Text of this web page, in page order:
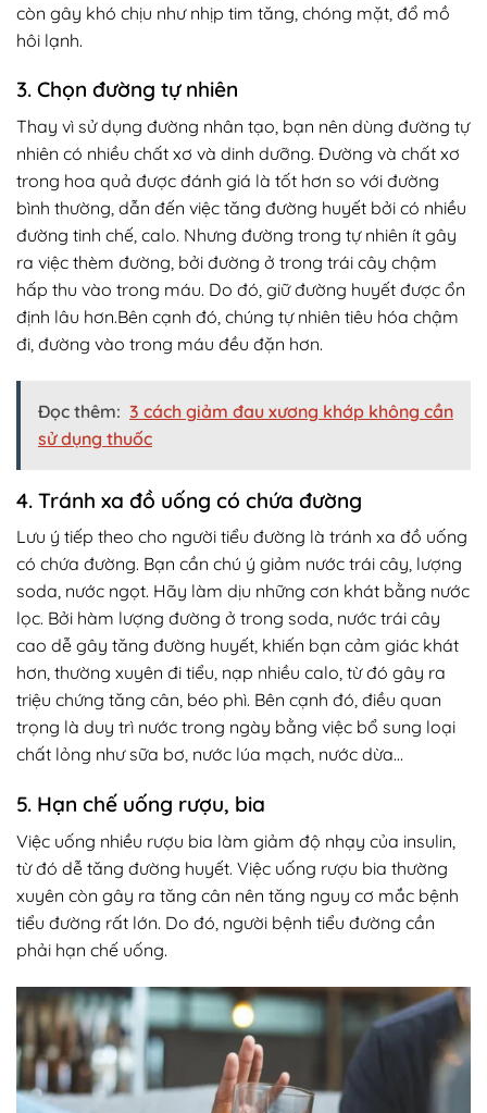
còn gây khó chịu như nhịp tim tăng, chóng mặt, đổ mồ
hôi lạnh.
3. Chọn đường tự nhiên
Thay vì sử dụng đường nhân tạo, bạn nên dùng đường tự
nhiên có nhiều chất xơ và dinh dưỡng. Đường và chất xơ
trong hoa quả được đánh giá là tốt hơn so với đường
bình thường, dẫn đến việc tăng đường huyết bởi có nhiều
đường tinh chế, calo. Nhưng đường trong tự nhiên ít gây
ra việc thèm đường, bởi đường ở trong trái cây chậm
hấp thu vào trong máu. Do đó, giữ đường huyết được ổn
định lâu hơn.Bên cạnh đó, chúng tự nhiên tiêu hóa chậm
đi, đường vào trong máu đều đặn hơn.
Đọc thêm: 3 cách giảm đau xương khớp không cần
sử dụng thuốc
4. Tránh xa đồ uống có chứa đường
Lưu ý tiếp theo cho người tiểu đường là tránh xa đồ uống
có chứa đường. Bạn cần chú ý giảm nước trái cây, lượng
soda, nước ngọt. Hãy làm dịu những cơn khát bằng nước
lọc. Bởi hàm lượng đường ở trong soda, nước trái cây
cao dễ gây tăng đường huyết, khiến bạn cảm giác khát
hơn, thường xuyên đi tiểu, nạp nhiều calo, từ đó gây ra
triệu chứng tăng cân, béo phì. Bên cạnh đó, điều quan
trọng là duy trì nước trong ngày bằng việc bổ sung loại
chất lỏng như sữa bơ, nước lúa mạch, nước dừa…
5. Hạn chế uống rượu, bia
Việc uống nhiều rượu bia làm giảm độ nhạy của insulin,
từ đó dễ tăng đường huyết. Việc uống rượu bia thường
xuyên còn gây ra tăng cân nên tăng nguy cơ mắc bệnh
tiểu đường rất lớn. Do đó, người bệnh tiểu đường cần
phải hạn chế uống.